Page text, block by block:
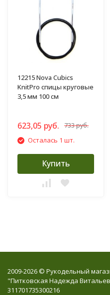
12215 Nova Cubics
KnitPro спицы круговые
3,5 мм 100 см
623,05 руб. 733 руб.
Осталась 1 шт.
Купить
2009-2026 © Рукодельный
"Питковская Надежда
311701735300216